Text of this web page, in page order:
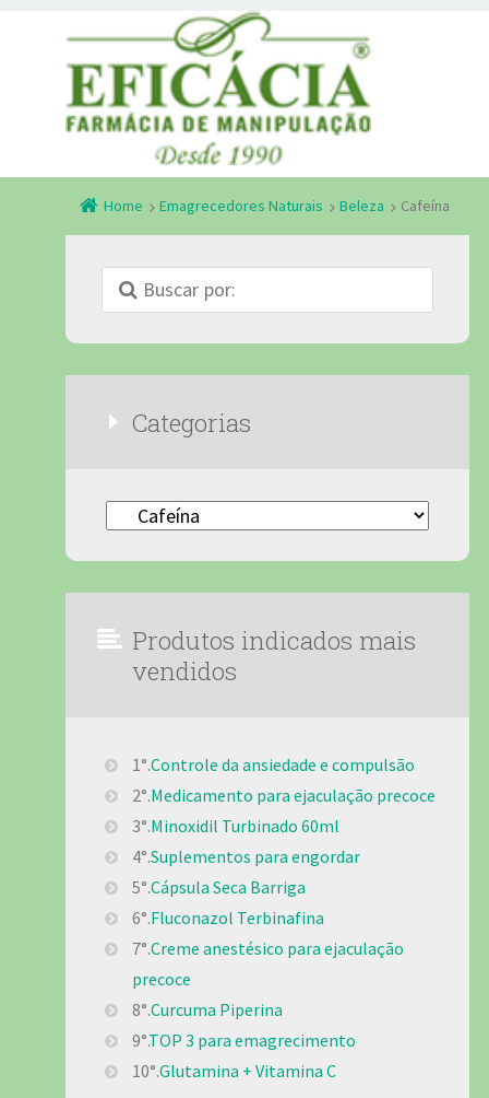
Home Emagrecedores Naturais Beleza Cafeína
Categorias
Categorias
Produtos indicados mais
vendidos
1°.Controle da ansiedade e compulsão
2°.Medicamento para ejaculação precoce
3°.Minoxidil Turbinado 60ml
4°.Suplementos para engordar
5°.Cápsula Seca Barriga
6°.Fluconazol Terbinafina
7°.Creme anestésico para ejaculação
precoce
8°.Curcuma Piperina
9°.TOP 3 para emagrecimento
10°.Glutamina + Vitamina C